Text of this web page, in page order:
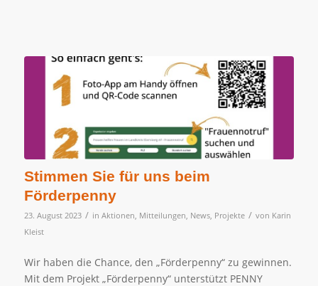
Stimmen Sie für uns beim
Förderpenny
23. August 2023 / in Aktionen Mitteilungen News, Projekte / von Karin
Kleist
Wir haben die Chance, den „Förderpenny“ zu gewinnen.
Mit dem Projekt „Förderpenny“ unterstützt PENNY